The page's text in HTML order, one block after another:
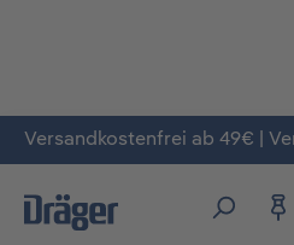
Zum Hauptinhalt springen
Versandkostenfrei ab 49€ |